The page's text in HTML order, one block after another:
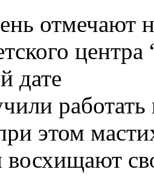
отмечают
центра
дате
этом
восхищают